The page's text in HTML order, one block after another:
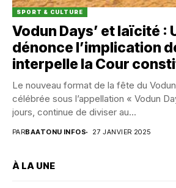
SPORT & CULTURE
Vodun Days’ et laïcité :
dénonce l’implication
interpelle la Cour
Le nouveau format de la fête du
célébrée sous l’appellation « Vodun
jours, continue de diviser au...
PARBAATONU INFOS 27 JANVIER 2025
À LA UNE